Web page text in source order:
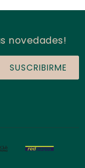
novedades!
SUSCRIBIRME